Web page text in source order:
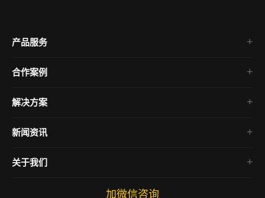
产品服务
企业官网
电商运营
合作案例
企业官网
国际站装修
解决方案
网站建设
电商代运营
新闻资讯
网站教程
关于我们
加微信咨询